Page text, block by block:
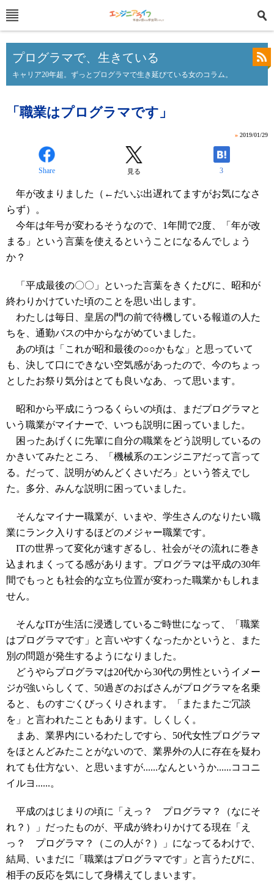
プログラマで、生きている
キャリア20年超。ずっとプログラマで生き延びている女のコラム。
「職業はプログラマです」
» 2019/01/29
Share 見る 3
年が改まりました（←だいぶ出遅れてますがお気になさ
らず）。
今年は年号が変わるそうなので、1年間で2度、「年が改
まる」という言葉を使えるということになるんでしょう
か？
「平成最後の〇〇」といった言葉をきくたびに、昭和が
終わりかけていた頃のことを思い出します。
わたしは毎日、皇居の門の前で待機している報道の人た
ちを、通勤バスの中からながめていました。
あの頃は「これが昭和最後の○○かもな」と思っていて
も、決して口にできない空気感があったので、今のちょっ
としたお祭り気分はとても良いなあ、って思います。
昭和から平成にうつるくらいの頃は、まだプログラマと
いう職業がマイナーで、いつも説明に困っていました。
困ったあげくに先輩に自分の職業をどう説明しているの
かきいてみたところ、「機械系のエンジニアだって言って
る。だって、説明がめんどくさいだろ」という答えでし
た。多分、みんな説明に困っていました。
そんなマイナー職業が、いまや、学生さんのなりたい職
業にランク入りするほどのメジャー職業です。
ITの世界って変化が速すぎるし、社会がその流れに巻き
込まれまくってる感があります。プログラマは平成の30年
間でもっとも社会的な立ち位置が変わった職業かもしれま
せん。
そんなITが生活に浸透しているご時世になって、「職業
はプログラマです」と言いやすくなったかというと、また
別の問題が発生するようになりました。
どうやらプログラマは20代から30代の男性というイメー
ジが強いらしくて、50過ぎのおばさんがプログラマを名乗
ると、ものすごくびっくりされます。「またまたご冗談
を」と言われたこともあります。しくしく。
まあ、業界内にいるわたしですら、50代女性プログラマ
をほとんどみたことがないので、業界外の人に存在を疑わ
れても仕方ない、と思いますが......なんというか......ココニ
イルヨ......。
平成のはじまりの頃に「えっ？ プログラマ？（なにそ
れ？）」だったものが、平成が終わりかけてる現在「え
っ？ プログラマ？（この人が？）」になってるわけで、
結局、いまだに「職業はプログラマです」と言うたびに、
相手の反応を気にして身構えてしまいます。